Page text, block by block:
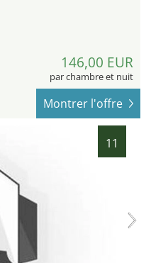
146,00 EUR
par chambre et nuit
Montrer l'offre
11